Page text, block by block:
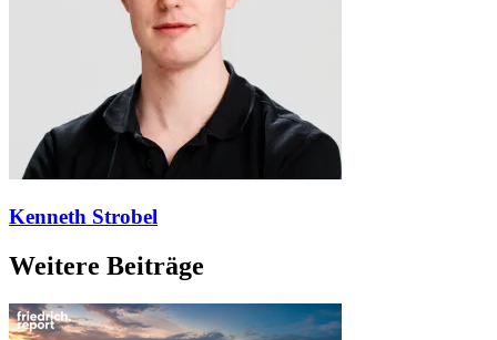
Kenneth Strobel
Weitere Beiträge